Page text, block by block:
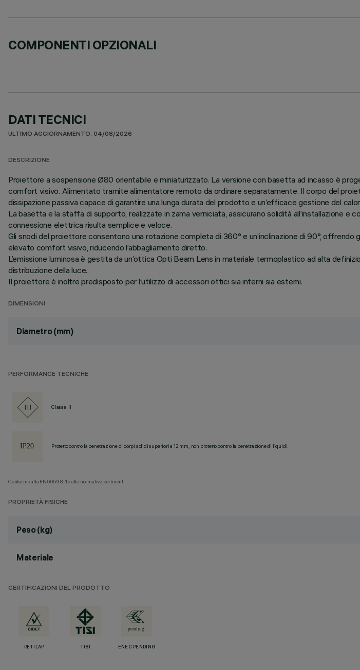
COMPONENTI OPZIONALI
DATI TECNICI
ULTIMO AGGIORNAMENTO: 04/08/2026
DESCRIZIONE
Proiettore a sospensione Ø80 orientabile e miniaturizzato. La versione con basetta ad incasso è
comfort visivo. Alimentato tramite alimentatore remoto da ordinare separatamente. Il corpo del
dissipazione passiva capace di garantire una lunga durata del prodotto e un’efficace gestione del
La basetta e la staffa di supporto, realizzate in zama verniciata, assicurano solidità all’installazione
connessione elettrica risulta semplice e veloce.
Gli snodi del proiettore consentono una rotazione completa di 360° e un’inclinazione di 90°,
elevato comfort visivo, riducendo l’abbagliamento diretto.
L’emissione luminosa è gestita da un’ottica Opti Beam Lens in materiale termoplastico ad alta
distribuzione della luce.
Il proiettore è inoltre predisposto per l’utilizzo di accessori ottici sia interni sia esterni.
DIMENSIONI
Diametro (mm)
PERFORMANCE TECNICHE
Classe III
Protetto contro la penetrazione di corpi solidi superiori a 12 mm, non protetto contro la penetrazione di liquidi.
Conforme alla EN60598-1 e alle normative pertinenti.
PROPRIETÀ FISICHE
Peso (kg)
Materiale
CERTIFICAZIONI DEL PRODOTTO
RETILAP TISI ENEC PENDING